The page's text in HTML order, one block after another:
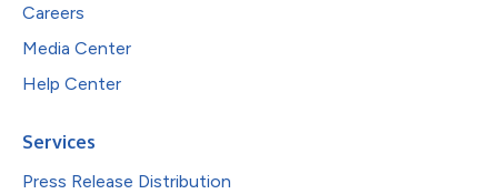
Careers
Media Center
Help Center
Services
Press Release Distribution